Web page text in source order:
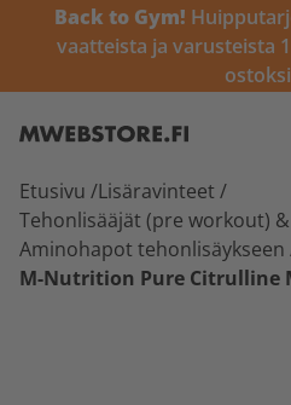
Back to Gym!
vaatteista ja varusteista
Etusivu /Lisäravinteet /
Tehonlisääjät (pre workout)
Aminohapot tehonlisäykseen
M-Nutrition Pure Citrulline